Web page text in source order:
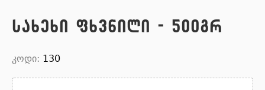
სახეხი ფხვნილი - 500გრ
კოდი: 130